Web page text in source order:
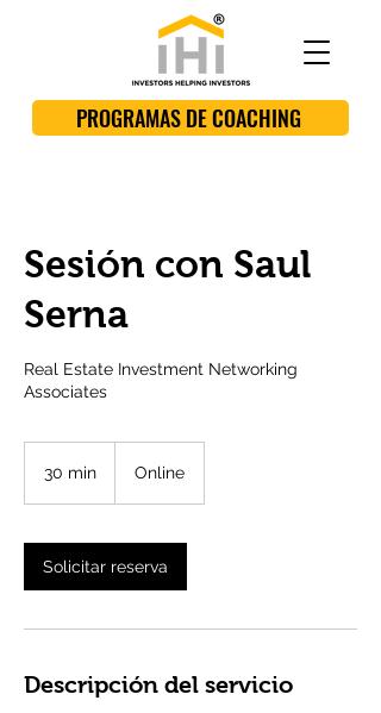
PROGRAMAS DE COACHING
Sesión con Saul
Serna
Real Estate Investment Networking
Associates
30 min
m
i
Online
Solicitar reserva
Descripción del servicio